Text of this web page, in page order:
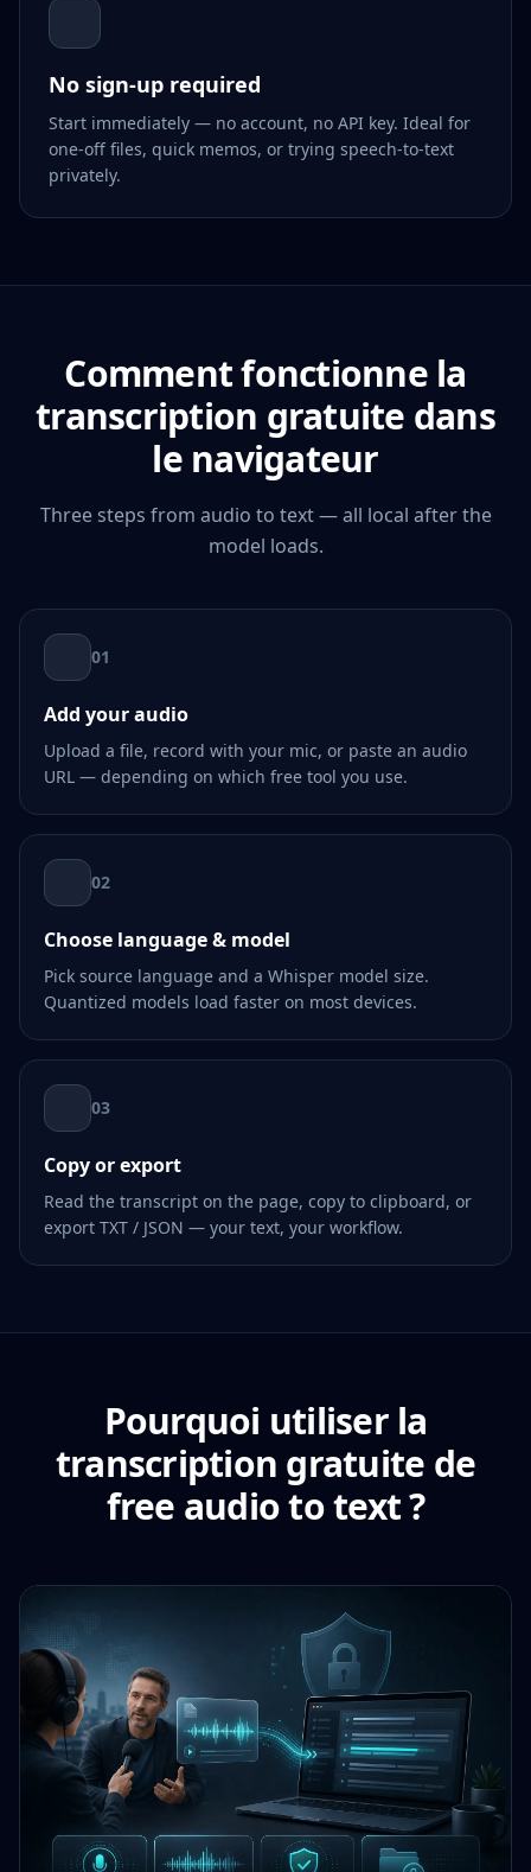
No sign-up required
Start immediately — no account, no API key. Ideal for
one-off files, quick memos, or trying speech-to-text
privately.
Comment fonctionne la
transcription gratuite dans
le navigateur
Three steps from audio to text — all local after the
model loads.
01
Add your audio
Upload a file, record with your mic, or paste an audio
URL — depending on which free tool you use.
02
Choose language & model
Pick source language and a Whisper model size.
Quantized models load faster on most devices.
03
Copy or export
Read the transcript on the page, copy to clipboard, or
export TXT / JSON — your text, your workflow.
Pourquoi utiliser la
transcription gratuite de
free audio to text ?